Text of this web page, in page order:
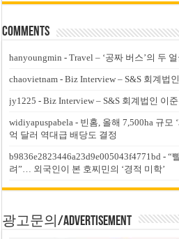
Comments
hanyoungmin -Travel – ‘공짜 버스’의 두
chaovietnam -Biz Interview – S&S 회계법
jy1225 -Biz Interview – S&S 회계법인 이
widiyapuspabela - 빈홈, 올해 7,500ha 규모
억 달러 역대급 배당도 결정
b9836e2823446a23d9e005043f4771bd -“
려”… 외국인이 본 호찌민의 ‘경적 미학’
광고문의/Advertisement